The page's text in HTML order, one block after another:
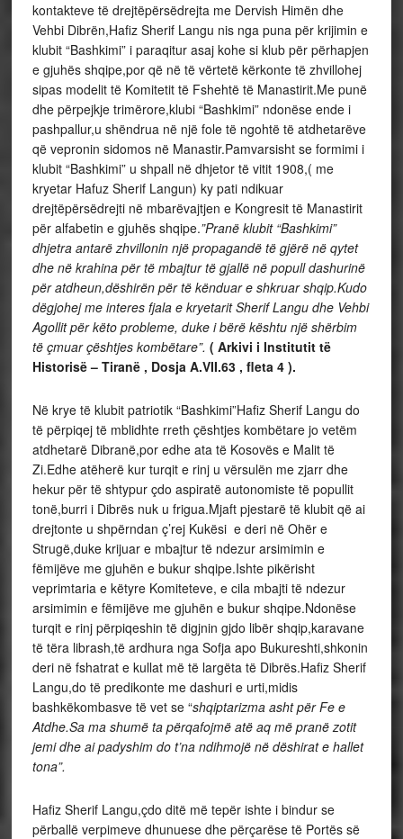
kontakteve të drejtëpërsëdrejta me Dervish Himën dhe
Vehbi Dibrën,Hafiz Sherif Langu nis nga puna për krijimin e
klubit “Bashkimi” i paraqitur asaj kohe si klub për përhapjen
e gjuhës shqipe,por që në të vërtetë kërkonte të zhvillohej
sipas modelit të Komitetit të Fshehtë të Manastirit.Me punë
dhe përpejkje trimërore,klubi “Bashkimi” ndonëse ende i
pashpallur,u shëndrua në një fole të ngohtë të atdhetarëve
që vepronin sidomos në Manastir.Pamvarsisht se formimi i
klubit “Bashkimi” u shpall në dhjetor të vitit 1908,( me
kryetar Hafuz Sherif Langun) ky pati ndikuar
drejtëpërsëdrejti në mbarëvajtjen e Kongresit të Manastirit
për alfabetin e gjuhës shqipe.”Pranë klubit “Bashkimi”
dhjetra antarë zhvillonin një propagandë të gjërë në qytet
dhe në krahina për të mbajtur të gjallë në popull dashurinë
për atdheun,dëshirën për të kënduar e shkruar shqip.Kudo
dëgjohej me interes fjala e kryetarit Sherif Langu dhe Vehbi
Agollit për këto probleme, duke i bërë kështu një shërbim
të çmuar çështjes kombëtare”. ( Arkivi i Institutit të
Historisë – Tiranë , Dosja A.VII.63 , fleta 4 ).
Në krye të klubit patriotik “Bashkimi”Hafiz Sherif Langu do
të përpiqej të mblidhte rreth çështjes kombëtare jo vetëm
atdhetarë Dibranë,por edhe ata të Kosovës e Malit të
Zi.Edhe atëherë kur turqit e rinj u vërsulën me zjarr dhe
hekur për të shtypur çdo aspiratë autonomiste të popullit
tonë,burri i Dibrës nuk u frigua.Mjaft pjestarë të klubit që ai
drejtonte u shpërndan ç’rej Kukësi e deri në Ohër e
Strugë,duke krijuar e mbajtur të ndezur arsimimin e
fëmijëve me gjuhën e bukur shqipe.Ishte pikërisht
veprimtaria e këtyre Komiteteve, e cila mbajti të ndezur
arsimimin e fëmijëve me gjuhën e bukur shqipe.Ndonëse
turqit e rinj përpiqeshin të digjnin gjdo libër shqip,karavane
të tëra librash,të ardhura nga Sofja apo Bukureshti,shkonin
deri në fshatrat e kullat më të largëta të Dibrës.Hafiz Sherif
Langu,do të predikonte me dashuri e urti,midis
bashkëkombasve të vet se “shqiptarizma asht për Fe e
Atdhe.Sa ma shumë ta përqafojmë atë aq më pranë zotit
jemi dhe ai padyshim do t’na ndihmojë në dëshirat e hallet
tona”.
Hafiz Sherif Langu,çdo ditë më tepër ishte i bindur se
përballë verpimeve dhunuese dhe përçarëse të Portës së